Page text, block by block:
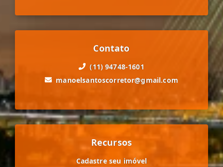
Contato
(11) 94748-1601
manoelsantoscorretor@gmail.com
Recursos
Cadastre seu imóvel